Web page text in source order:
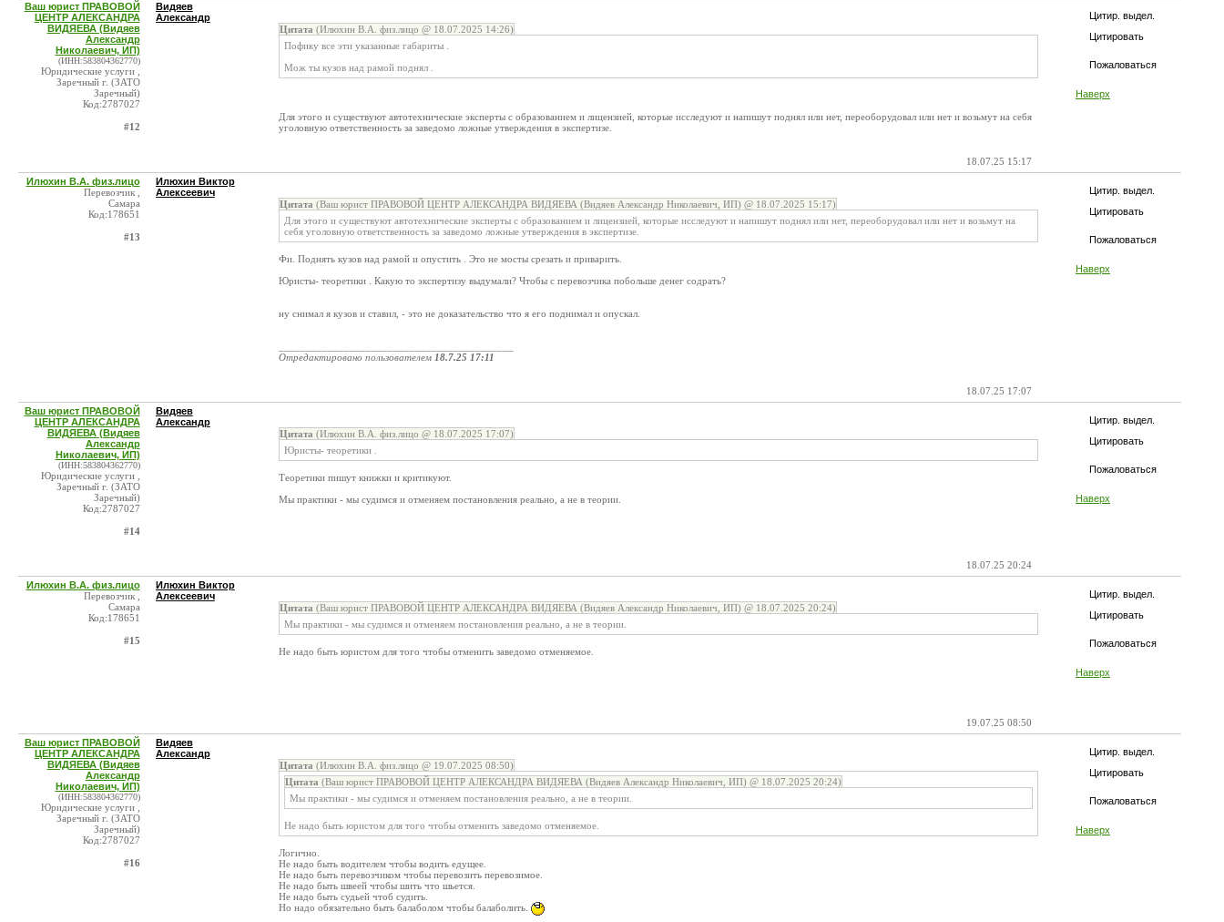
Цитир. выдел.
Цитировать
Пожаловаться
Наверх
Ваш юрист ПРАВОВОЙ
ЦЕНТР АЛЕКСАНДРА
ВИДЯЕВА (Видяев
Александр
Николаевич, ИП)
(ИНН:583804362770)
Юридические услуги ,
Заречный г. (ЗАТО
Заречный)
Код:2787027
#12
Видяев
Александр
Цитата (Илюхин В.А. физ.лицо @ 18.07.2025 14:26)
Пофику все эти указанные габариты .
Мож ты кузов над рамой поднял .
Для этого и существуют автотехнические эксперты с образованием и лицензией, которые исследуют и напишут поднял или нет, переоборудовал или нет и возьмут на себя
уголовную ответственность за заведомо ложные утверждения в экспертизе.
18.07.25 15:17
Цитир. выдел.
Цитировать
Пожаловаться
Наверх
Илюхин В.А. физ.лицо
Перевозчик ,
Самара
Код:178651
#13
Илюхин Виктор
Алексеевич
Цитата (Ваш юрист ПРАВОВОЙ ЦЕНТР АЛЕКСАНДРА ВИДЯЕВА (Видяев Александр Николаевич, ИП) @ 18.07.2025 15:17)
Для этого и существуют автотехнические эксперты с образованием и лицензией, которые исследуют и напишут поднял или нет, переоборудовал или нет и возьмут на
себя уголовную ответственность за заведомо ложные утверждения в экспертизе.
Фи. Поднять кузов над рамой и опустить . Это не мосты срезать и приварить.
Юристы- теоретики . Какую то экспертизу выдумали? Чтобы с перевозчика побольше денег содрать?
ну снимал я кузов и ставил, - это не доказательство что я его поднимал и опускал.
Отредактировано пользователем 18.7.25 17:11
18.07.25 17:07
Цитир. выдел.
Цитировать
Пожаловаться
Наверх
Ваш юрист ПРАВОВОЙ
ЦЕНТР АЛЕКСАНДРА
ВИДЯЕВА (Видяев
Александр
Николаевич, ИП)
(ИНН:583804362770)
Юридические услуги ,
Заречный г. (ЗАТО
Заречный)
Код:2787027
#14
Видяев
Александр
Цитата (Илюхин В.А. физ.лицо @ 18.07.2025 17:07)
Юристы- теоретики .
Теоретики пишут книжки и критикуют.
Мы практики - мы судимся и отменяем постановления реально, а не в теории.
18.07.25 20:24
Цитир. выдел.
Цитировать
Пожаловаться
Наверх
Илюхин В.А. физ.лицо
Перевозчик ,
Самара
Код:178651
#15
Илюхин Виктор
Алексеевич
Цитата (Ваш юрист ПРАВОВОЙ ЦЕНТР АЛЕКСАНДРА ВИДЯЕВА (Видяев Александр Николаевич, ИП) @ 18.07.2025 20:24)
Мы практики - мы судимся и отменяем постановления реально, а не в теории.
Не надо быть юристом для того чтобы отменить заведомо отменяемое.
19.07.25 08:50
Цитир. выдел.
Цитировать
Пожаловаться
Наверх
Ваш юрист ПРАВОВОЙ
ЦЕНТР АЛЕКСАНДРА
ВИДЯЕВА (Видяев
Александр
Николаевич, ИП)
(ИНН:583804362770)
Юридические услуги ,
Заречный г. (ЗАТО
Заречный)
Код:2787027
#16
Видяев
Александр
Цитата (Илюхин В.А. физ.лицо @ 19.07.2025 08:50)
Цитата (Ваш юрист ПРАВОВОЙ ЦЕНТР АЛЕКСАНДРА ВИДЯЕВА (Видяев Александр Николаевич, ИП) @ 18.07.2025 20:24)
Мы практики - мы судимся и отменяем постановления реально, а не в теории.
Не надо быть юристом для того чтобы отменить заведомо отменяемое.
Логично.
Не надо быть водителем чтобы водить едущее.
Не надо быть перевозчиком чтобы перевозить перевозимое.
Не надо быть швеей чтобы шить что шьется.
Не надо быть судьей чтоб судить.
Но надо обязательно быть балаболом чтобы балаболить.